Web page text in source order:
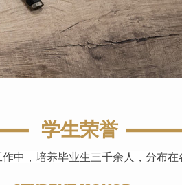
学生荣誉
中，培养毕业生三千余人，分布在